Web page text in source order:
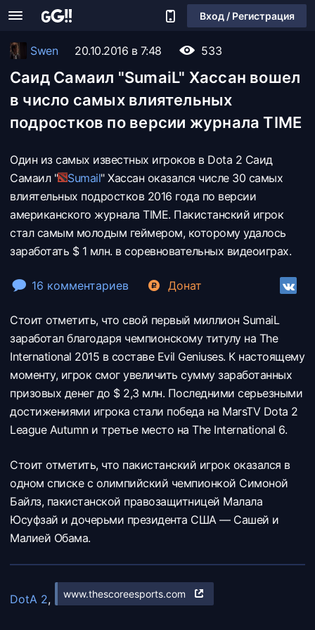
Вход / Регистрация
Swen 20.10.2016 в 7:48 533
Саид Самаил "SumaiL" Хассан вошел
в число самых влиятельных
подростков по версии журнала TIME
Один из самых известных игроков в Dota 2 Саид
Самаил "
Sumail" Хассан оказался числе 30 самых
влиятельных подростков 2016 года по версии
американского журнала TIME. Пакистанский игрок
стал самым молодым геймером, которому удалось
заработать $ 1 млн. в соревновательных видеоиграх.
16 комментариев Донат
Стоит отметить, что свой первый миллион SumaiL
заработал благодаря чемпионскому титулу на The
International 2015 в составе Evil Geniuses. К настоящему
моменту, игрок смог увеличить сумму заработанных
призовых денег до $ 2,3 млн. Последними серьезными
достижениями игрока стали победа на MarsTV Dota 2
League Autumn и третье место на The International 6.
Стоит отметить, что пакистанский игрок оказался в
одном списке с олимпийский чемпионкой Симоной
Байлз, пакистанской правозащитницей Малала
Юсуфзай и дочерьми президента США — Сашей и
Малией Обама.
DotA 2 www.thescoreesports.com